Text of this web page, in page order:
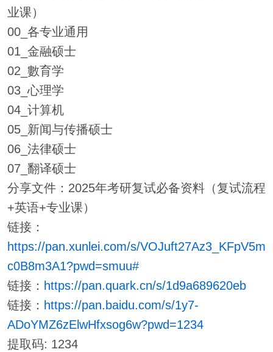
业课）
00_各专业通用
01_金融硕士
02_數育学
03_心理学
04_计算机
05_新闻与传播硕士
06_法律硕士
07_翻译硕士
分享文件：2025年考研复试必备资料（复试流程
+英语+专业课）
链接：
https://pan.xunlei.com/s/VOJuft27Az3_KFpV5m
c0B8m3A1?pwd=smuu#
链接： https://pan.quark.cn/s/1d9a689620eb
链接： https://pan.baidu.com/s/1y7-
ADoYMZ6zElwHfxsog6w?pwd=1234
提取码: 1234